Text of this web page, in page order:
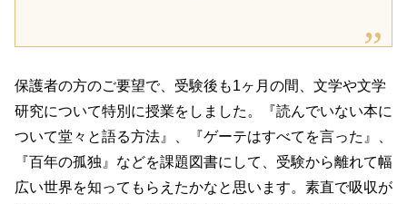
保護者の方のご要望で、受験後も1ヶ月の間、文学や文学
研究について特別に授業をしました。『読んでいない本に
ついて堂々と語る方法』、『ゲーテはすべてを言った』、
『百年の孤独』などを課題図書にして、受験から離れて幅
広い世界を知ってもらえたかなと思います。素直で吸収が